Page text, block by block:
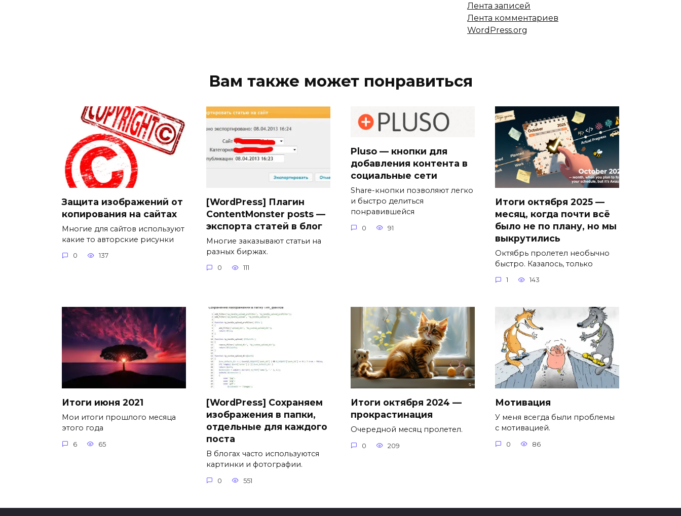
Лента записей
Лента комментариев
WordPress.org
Вам также может понравиться
Защита изображений от
копирования на сайтах
Многие для сайтов используют
какие то авторские рисунки
0 137
[WordPress] Плагин
ContentMonster posts —
экспорта статей в блог
Многие заказывают статьи на
разных биржах.
0 111
Pluso — кнопки для
добавления контента в
социальные сети
Share-кнопки позволяют легко
и быстро делиться
понравившейся
0 91
Итоги октября 2025 —
месяц, когда почти всё
было не по плану, но мы
выкрутились
Октябрь пролетел необычно
быстро. Казалось, только
1 143
Итоги июня 2021
Мои итоги прошлого месяца
этого года
6 65
[WordPress] Сохраняем
изображения в папки,
отдельные для каждого
поста
В блогах часто используются
картинки и фотографии.
0 551
Итоги октября 2024 —
прокрастинация
Очередной месяц пролетел.
0 209
Мотивация
У меня всегда были проблемы
с мотивацией.
0 86